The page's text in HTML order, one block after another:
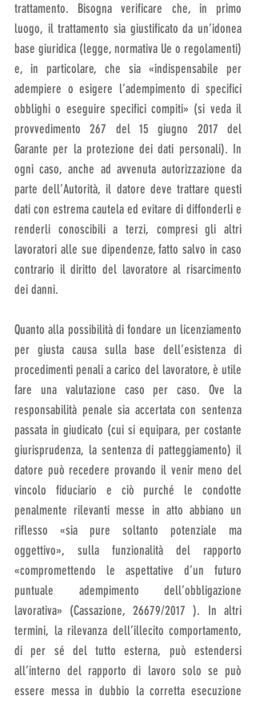
trattamento. Bisogna verificare che, in primo
luogo, il trattamento sia giustificato da un’idonea
base giuridica (legge, normativa Ue o regolamenti)
e, in particolare, che sia «indispensabile per
adempiere o esigere l’adempimento di specifici
obblighi o eseguire specifici compiti» (si veda il
provvedimento 267 del 15 giugno 2017 del
Garante per la protezione dei dati personali). In
ogni caso, anche ad avvenuta autorizzazione da
parte dell’Autorità, il datore deve trattare questi
dati con estrema cautela ed evitare di diffonderli e
renderli conoscibili a terzi, compresi gli altri
lavoratori alle sue dipendenze, fatto salvo in caso
contrario il diritto del lavoratore al risarcimento
dei danni.
Quanto alla possibilità di fondare un licenziamento
per giusta causa sulla base dell’esistenza di
procedimenti penali a carico del lavoratore, è utile
fare una valutazione caso per caso. Ove la
responsabilità penale sia accertata con sentenza
passata in giudicato (cui si equipara, per costante
giurisprudenza, la sentenza di patteggiamento) il
datore può recedere provando il venir meno del
vincolo fiduciario e ciò purché le condotte
penalmente rilevanti messe in atto abbiano un
riflesso «sia pure soltanto potenziale ma
oggettivo», sulla funzionalità del rapporto
«compromettendo le aspettative d’un futuro
puntuale adempimento dell’obbligazione
lavorativa» (Cassazione, 26679/2017 ). In altri
termini, la rilevanza dell’illecito comportamento,
di per sé del tutto esterna, può estendersi
all’interno del rapporto di lavoro solo se può
essere messa in dubbio la corretta esecuzione